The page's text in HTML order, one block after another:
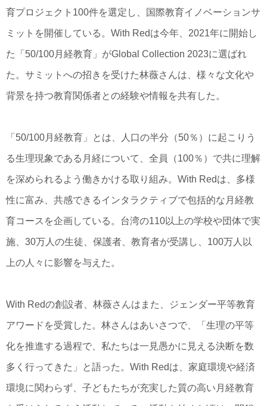
育プロジェクト100件を選定し、国際教育イノベーションサ
ミットを開催している。With Redは今年、2021年に開始し
た「50/100月経教育」がGlobal Collection 2023に選ばれ
た。サミットへの招きを受けた林薇さんは、様々な文化や
背景を持つ教育関係者との経験や情報を共有した。
「50/100月経教育」とは、人口の半分（50％）に起こりう
る生理現象である月経について、全員（100％）で共に理解
を深められるよう働きかける取り組み。With Redは、多様
性に富み、共感できるインタラクティブで包括的な月経教
育コースを企画している。台湾の110以上の学校や団体で実
施、30万人の生徒、保護者、教育者が受講し、100万人以
上の人々に影響を与えた。
With Redの創設者、林薇さんはまた、ジェンダー平等教育
アワードを受賞した。林さんはあいさつで、「生理の平等
化を推進する過程で、私たちは一見愚かに見える決断を数
多く行ってきた」と語った。With Redは、家庭環境や経済
環境に関わらず、子どもたちが充実した質の高い月経教育